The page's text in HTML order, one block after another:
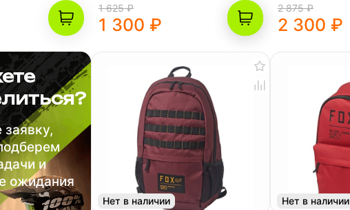
1 625 ₽
1 300 ₽
2 875 ₽
2 300 ₽
заявку,
и
ожидания
Нет в наличии Нет в наличии